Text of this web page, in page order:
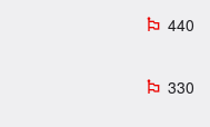
emoji_flags 440
emoji_flags 330